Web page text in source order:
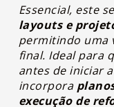
Essencial, este
layouts e
permitindo uma
final. Ideal para
antes de iniciar
incorpora
execução de